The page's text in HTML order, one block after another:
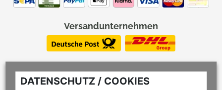
DATENSCHUTZ / COOKIES
Versandunternehmen